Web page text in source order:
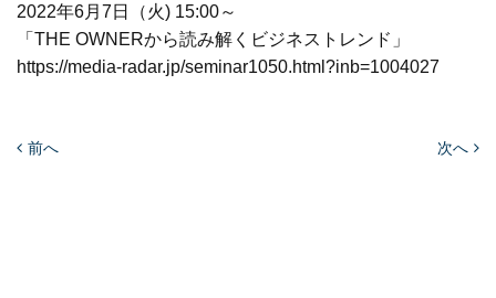
2022年6月7日（火) 15:00～
「THE OWNERから読み解くビジネストレンド」
https://media-radar.jp/seminar1050.html?inb=1004027
前へ 次へ